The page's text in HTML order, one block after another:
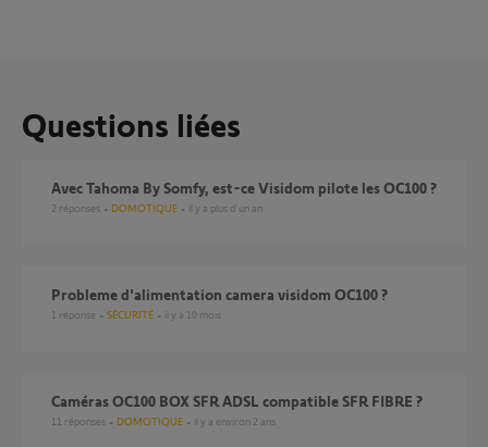
Questions liées
Avec Tahoma By Somfy, est-ce Visidom pilote les OC100 ?
2 réponses DOMOTIQUE il y a plus d'un an
probleme d'alimentation camera visidom OC100 ?
1 réponse SÉCURITÉ il y a 10 mois
Caméras OC100 BOX SFR ADSL compatible SFR FIBRE ?
11 réponses DOMOTIQUE il y a environ 2 ans